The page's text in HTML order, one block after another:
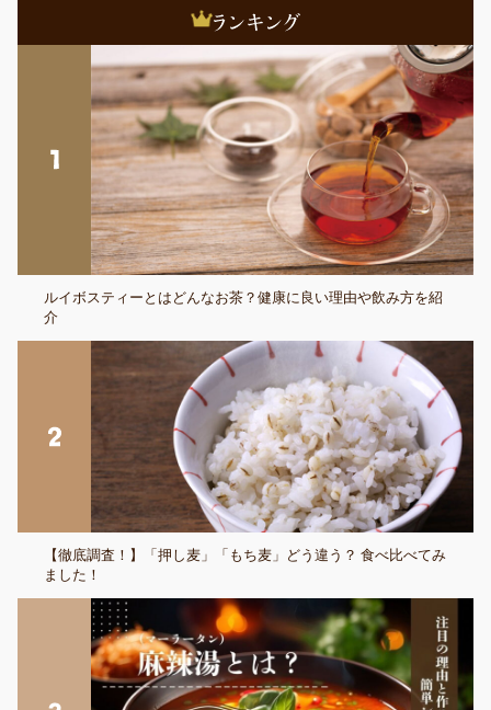
ルイボスティーとはどんなお茶？健康に良い理由や飲み方を紹
介
【徹底調査！】「押し麦」「もち麦」どう違う？ 食べ比べてみ
ました！